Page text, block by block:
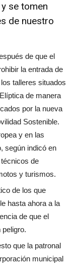
se tomen
de nuestro
de que el
la entrada de
talleres situados
de manera
por la nueva
Sostenible.
y en las
según indicó en
de
y turismos.
de los que
hasta ahora a la
de que el
que la patronal
municipal